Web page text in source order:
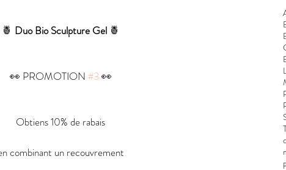
🍍 Duo Bio Sculpture Gel 🍍
👀 PROMOTION #3 👀
Obtiens 10% de rabais
combinant un recouvrement